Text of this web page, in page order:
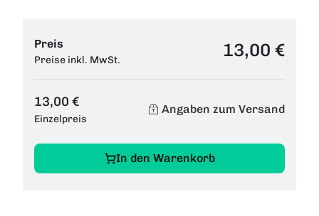
Preis
Preise inkl. MwSt. 13,00 €
13,00 €
Einzelpreis
Angaben zum Versand
In den Warenkorb